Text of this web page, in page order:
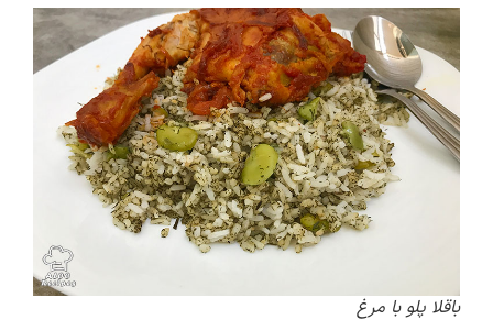
باقلا پلو با مرغ